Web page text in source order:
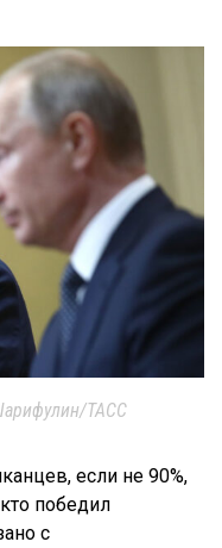
ТАСС
если не 90%,
победил
с